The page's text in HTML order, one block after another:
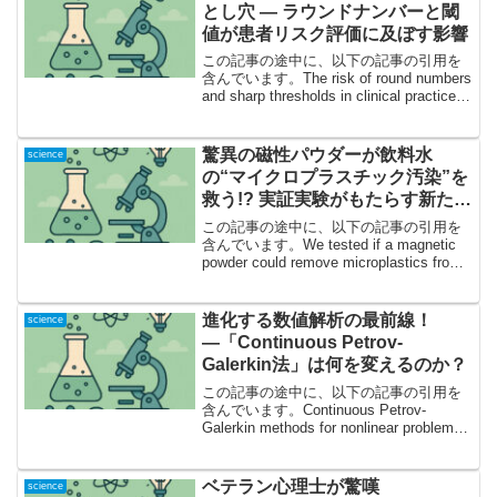
とし穴 — ラウンドナンバーと閾
値が患者リスク評価に及ぼす影響
この記事の途中に、以下の記事の引用を
含んでいます。The risk of round numbers
and sharp thresholds in clinical practice1.
science
驚異の磁性パウダーが飲料水
の“マイクロプラスチック汚染”を
救う!? 実証実験がもたらす新たな
光明
この記事の途中に、以下の記事の引用を
含んでいます。We tested if a magnetic
powder could remove microplastics from
science
進化する数値解析の最前線！
―「Continuous Petrov-
Galerkin法」は何を変えるのか？
この記事の途中に、以下の記事の引用を
含んでいます。Continuous Petrov-
Galerkin methods for nonlinear problems
science
ベテラン心理士が驚嘆